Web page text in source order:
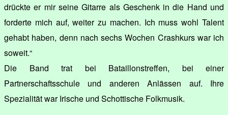
drückte er mir seine Gitarre als Geschenk in die Hand und
forderte mich auf, weiter zu machen. Ich muss wohl Talent
gehabt haben, denn nach sechs Wochen Crashkurs war ich
soweit.“
Die Band trat bei Bataillonstreffen, bei einer
Partnerschaftsschule und anderen Anlässen auf. Ihre
Spezialität war Irische und Schottische Folkmusik.